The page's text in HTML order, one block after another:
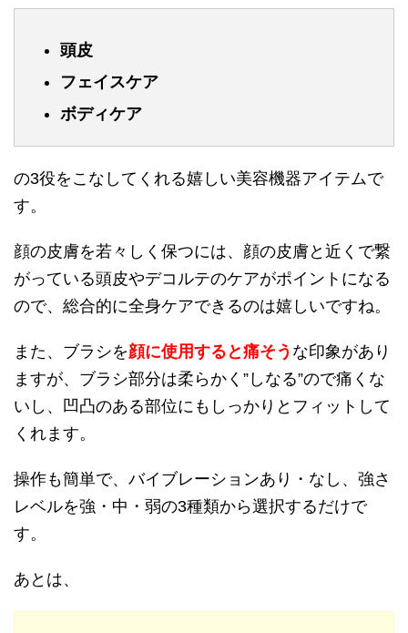
頭皮
フェイスケア
ボディケア
の3役をこなしてくれる嬉しい美容機器アイテムで
す。
顔の皮膚を若々しく保つには、顔の皮膚と近くで繋
がっている頭皮やデコルテのケアがポイントになる
ので、総合的に全身ケアできるのは嬉しいですね。
また、ブラシを顔に使用すると痛そう な印象があり
ますが、ブラシ部分は柔らかく”しなる”ので痛くな
いし、凹凸のある部位にもしっかりとフィットして
くれます。
操作も簡単で、バイブレーションあり・なし、強さ
レベルを強・中・弱の3種類から選択するだけで
す。
あとは、